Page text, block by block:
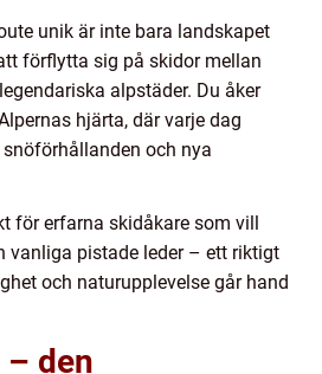
unik är inte bara landskapet
förflytta sig på skidor mellan
alpstäder. Du åker
hjärta, där varje dag
snöförhållanden och nya
för erfarna skidåkare som vill
vanliga pistade leder – ett riktigt
och naturupplevelse går hand
– den